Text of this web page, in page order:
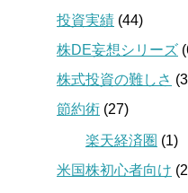
投資実績 (44)
株DE妄想シリーズ
株式投資の難しさ
節約術 (27)
楽天経済圏 (1)
米国株初心者向け